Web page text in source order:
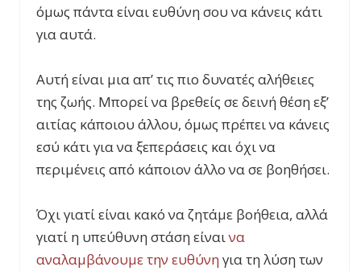
όμως πάντα είναι ευθύνη σου να κάνεις κάτι
για αυτά.
Αυτή είναι μια απ’ τις πιο δυνατές αλήθειες
της ζωής. Μπορεί να βρεθείς σε δεινή θέση εξ’
αιτίας κάποιου άλλου, όμως πρέπει να κάνεις
εσύ κάτι για να ξεπεράσεις και όχι να
περιμένεις από κάποιον άλλο να σε βοηθήσει.
Όχι γιατί είναι κακό να ζητάμε βοήθεια, αλλά
γιατί η υπεύθυνη στάση είναινα
αναλαμβάνουμε την ευθύνη για τη λύση των